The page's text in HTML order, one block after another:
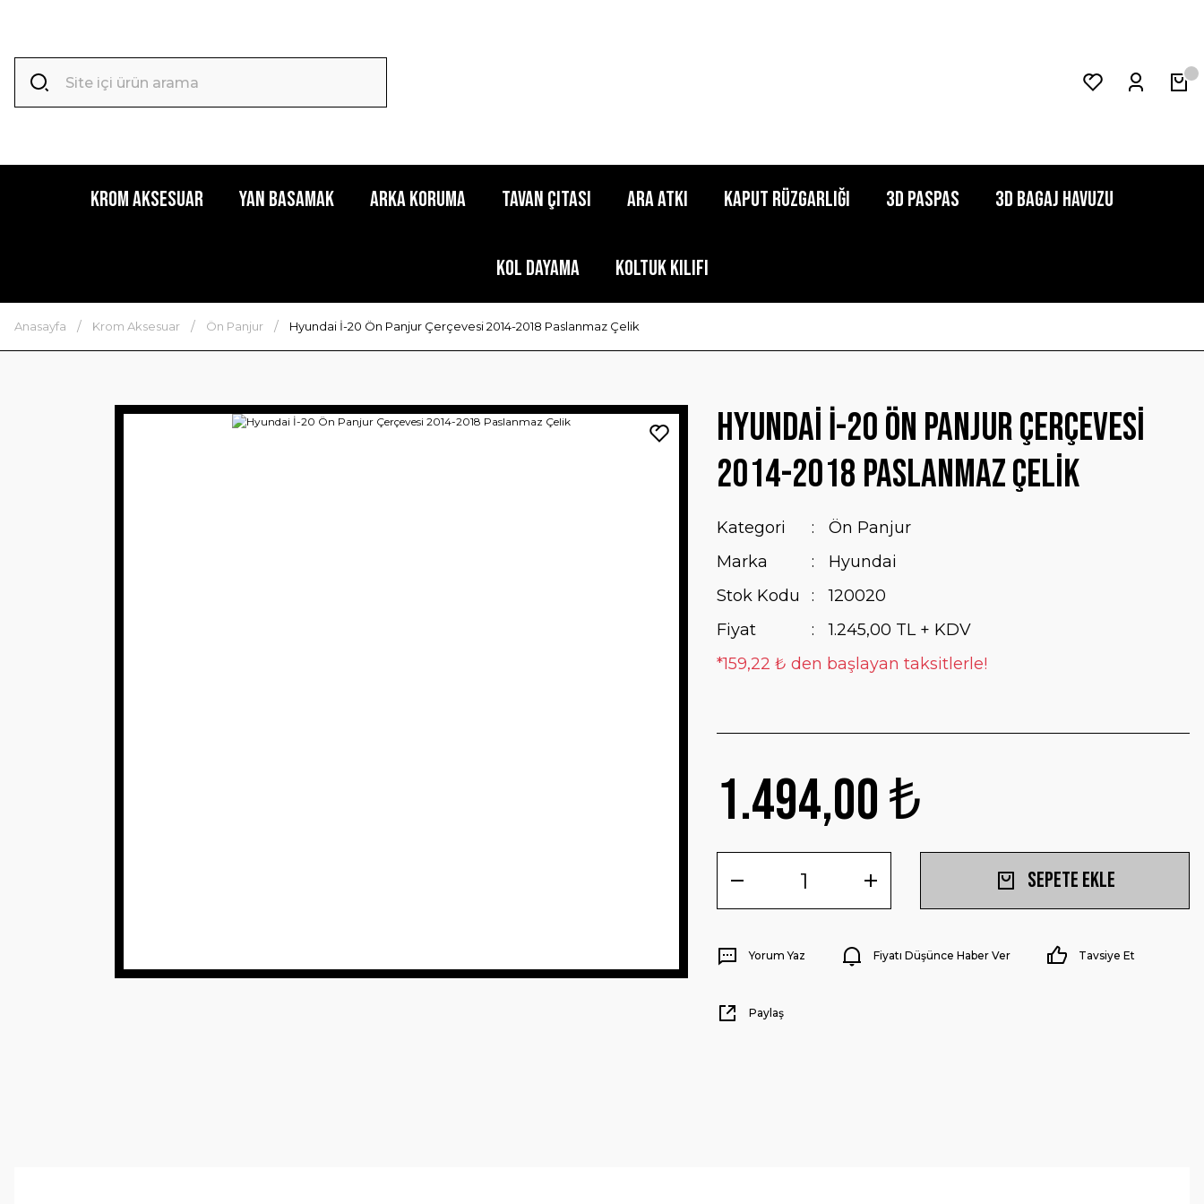
Krom Aksesuar Yan Basamak Arka Koruma Tavan Çıtası Ara Atkı Kaput Rüzgarlığı 3D Paspas 3D Bagaj Havuzu
Kol Dayama Koltuk Kılıfı
Anasayfa Krom Aksesuar Ön Panjur Hyundai İ-20 Ön Panjur Çerçevesi 2014-2018 Paslanmaz Çelik
Hyundai İ-20 Ön Panjur Çerçevesi
2014-2018 Paslanmaz Çelik
Kategori
Ön Panjur
Marka
Hyundai
Stok Kodu
120020
Fiyat
1.245,00 TL + KDV
*159,22 ₺ den başlayan taksitlerle!
1.494,00 ₺
Sepete Ekle
Yorum Yaz Fiyatı Düşünce Haber Ver Tavsiye Et
Paylaş